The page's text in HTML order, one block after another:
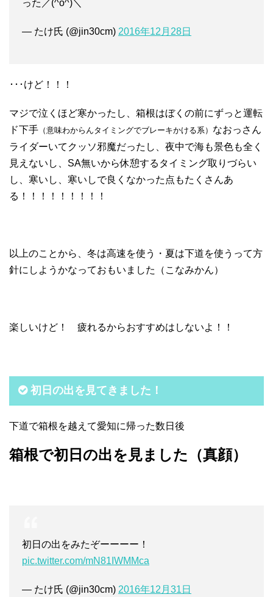
った／(^o^)＼
— たけ氏 (@jin30cm) 2016年12月28日
･･･けど！！！
マジで泣くほど寒かったし、箱根はぼくの前にずっと運転
ド下手 （意味わからんタイミングでブレーキかける系） なおっさん
ライダーいてクッソ邪魔だったし、夜中で海も景色も全く
見えないし、SA無いから休憩するタイミング取りづらい
し、寒いし、寒いしで良くなかった点もたくさんあ
る！！！！！！！！！
以上のことから、冬は高速を使う・夏は下道を使うって方
針にしようかなっておもいました（こなみかん）
楽しいけど！ 疲れるからおすすめはしないよ！！
初日の出を見てきました！
下道で箱根を越えて愛知に帰った数日後
箱根で初日の出を見ました（真顔）
初日の出をみたぞーーーー！
pic.twitter.com/mN81IWMMca
— たけ氏 (@jin30cm) 2016年12月31日